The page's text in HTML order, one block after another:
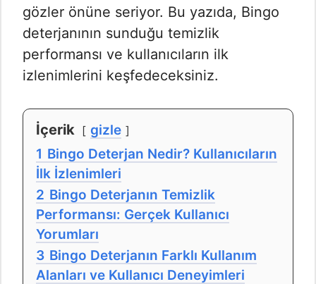
gözler önüne seriyor. Bu yazıda, Bingo
deterjanının sunduğu temizlik
performansı ve kullanıcıların ilk
izlenimlerini keşfedeceksiniz.
İçerik
gizle
1 Bingo Deterjan Nedir? Kullanıcıların
İlk İzlenimleri
2 Bingo Deterjanın Temizlik
Performansı: Gerçek Kullanıcı
Yorumları
3 Bingo Deterjanın Farklı Kullanım
Alanları ve Kullanıcı Deneyimleri